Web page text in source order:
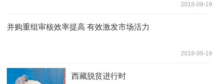
2018-09-19
并购重组审核效率提高 有效激发市场活力
2018-09-19
西藏脱贫进行时